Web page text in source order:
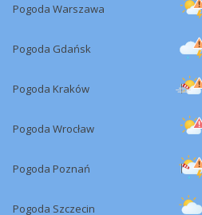
Pogoda Warszawa
Pogoda Gdańsk
Pogoda Kraków
Pogoda Wrocław
Pogoda Poznań
Pogoda Szczecin